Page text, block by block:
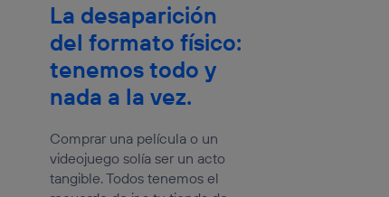
La desaparición
del formato físico:
tenemos todo y
nada a la vez.
Comprar una película o un
videojuego solía ser un acto
tangible. Todos tenemos el